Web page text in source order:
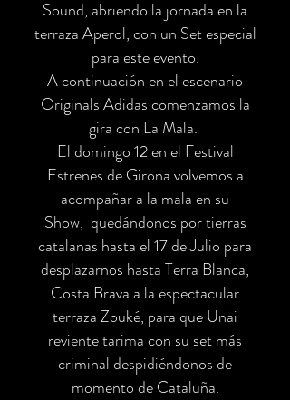
Sound, abriendo la jornada en la
terraza Aperol, con un Set especial
para este evento.
A continuación en el escenario
Originals Adidas comenzamos la
gira con La Mala.
El domingo 12 en el Festival
Estrenes de Girona volvemos a
acompañar a la mala en su
Show, quedándonos por tierras
catalanas hasta el 17 de Julio para
desplazarnos hasta Terra Blanca,
Costa Brava a la espectacular
terraza Zouké, para que Unai
reviente tarima con su set más
criminal despidiéndonos de
momento de Cataluña.